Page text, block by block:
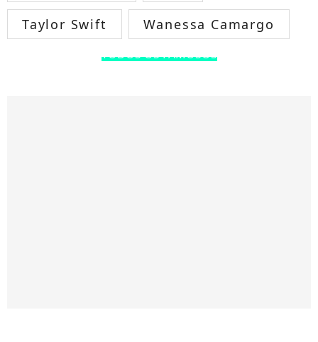
Taylor Swift Wanessa Camargo
TODOS OS FAMOSOS